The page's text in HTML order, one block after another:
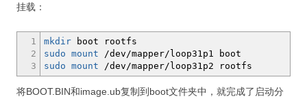
挂载：
1
2
3
mkdir boot rootfs
sudo mount /dev /mapper/loop31p1 boot
sudo mount /dev /mapper/loop31p2 rootfs
将BOOT.BIN和image.ub复制到boot文件夹中，就完成了启动分